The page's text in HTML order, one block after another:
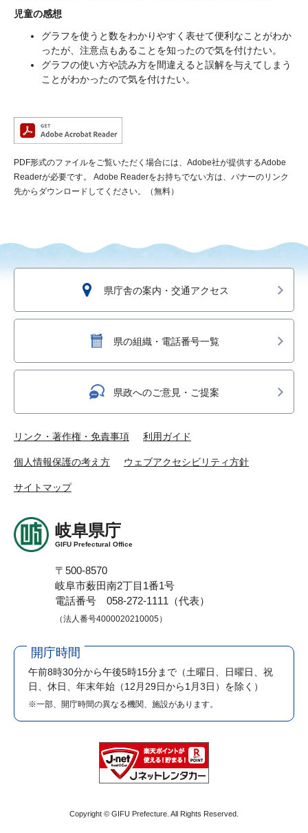
児童の感想
グラフを使うと数をわかりやすく表せて便利なことがわか
ったが、注意点もあることを知ったので気を付けたい。
グラフの使い方や読み方を間違えると誤解を与えてしまう
ことがわかったので気を付けたい。
PDF形式のファイルをご覧いただく場合には、Adobe社が提供するAdobe
Readerが必要です。
Adobe Readerをお持ちでない方は、バナーのリンク
先からダウンロードしてください。（無料）
県庁舎の案内・交通アクセス
県の組織・電話番号一覧
県政へのご意見・ご提案
リンク・著作権・免責事項 利用ガイド
個人情報保護の考え方 ウェブアクセシビリティ方針
サイトマップ
岐阜県庁
GIFU Prefectural Office
〒500-8570
岐阜市薮田南2丁目1番1号
電話番号 058-272-1111（代表）
（法人番号4000020210005）
開庁時間
午前8時30分から午後5時15分まで （土曜日、日曜日、祝
日、休日、年末年始（12月29日から1月3日）を除く）
※一部、開庁時間の異なる機関、施設があります。
Copyright © GIFU Prefecture. All Rights Reserved.